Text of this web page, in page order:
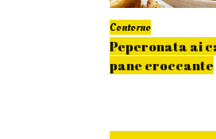
Contorno
Peperonata ai
pane croccante